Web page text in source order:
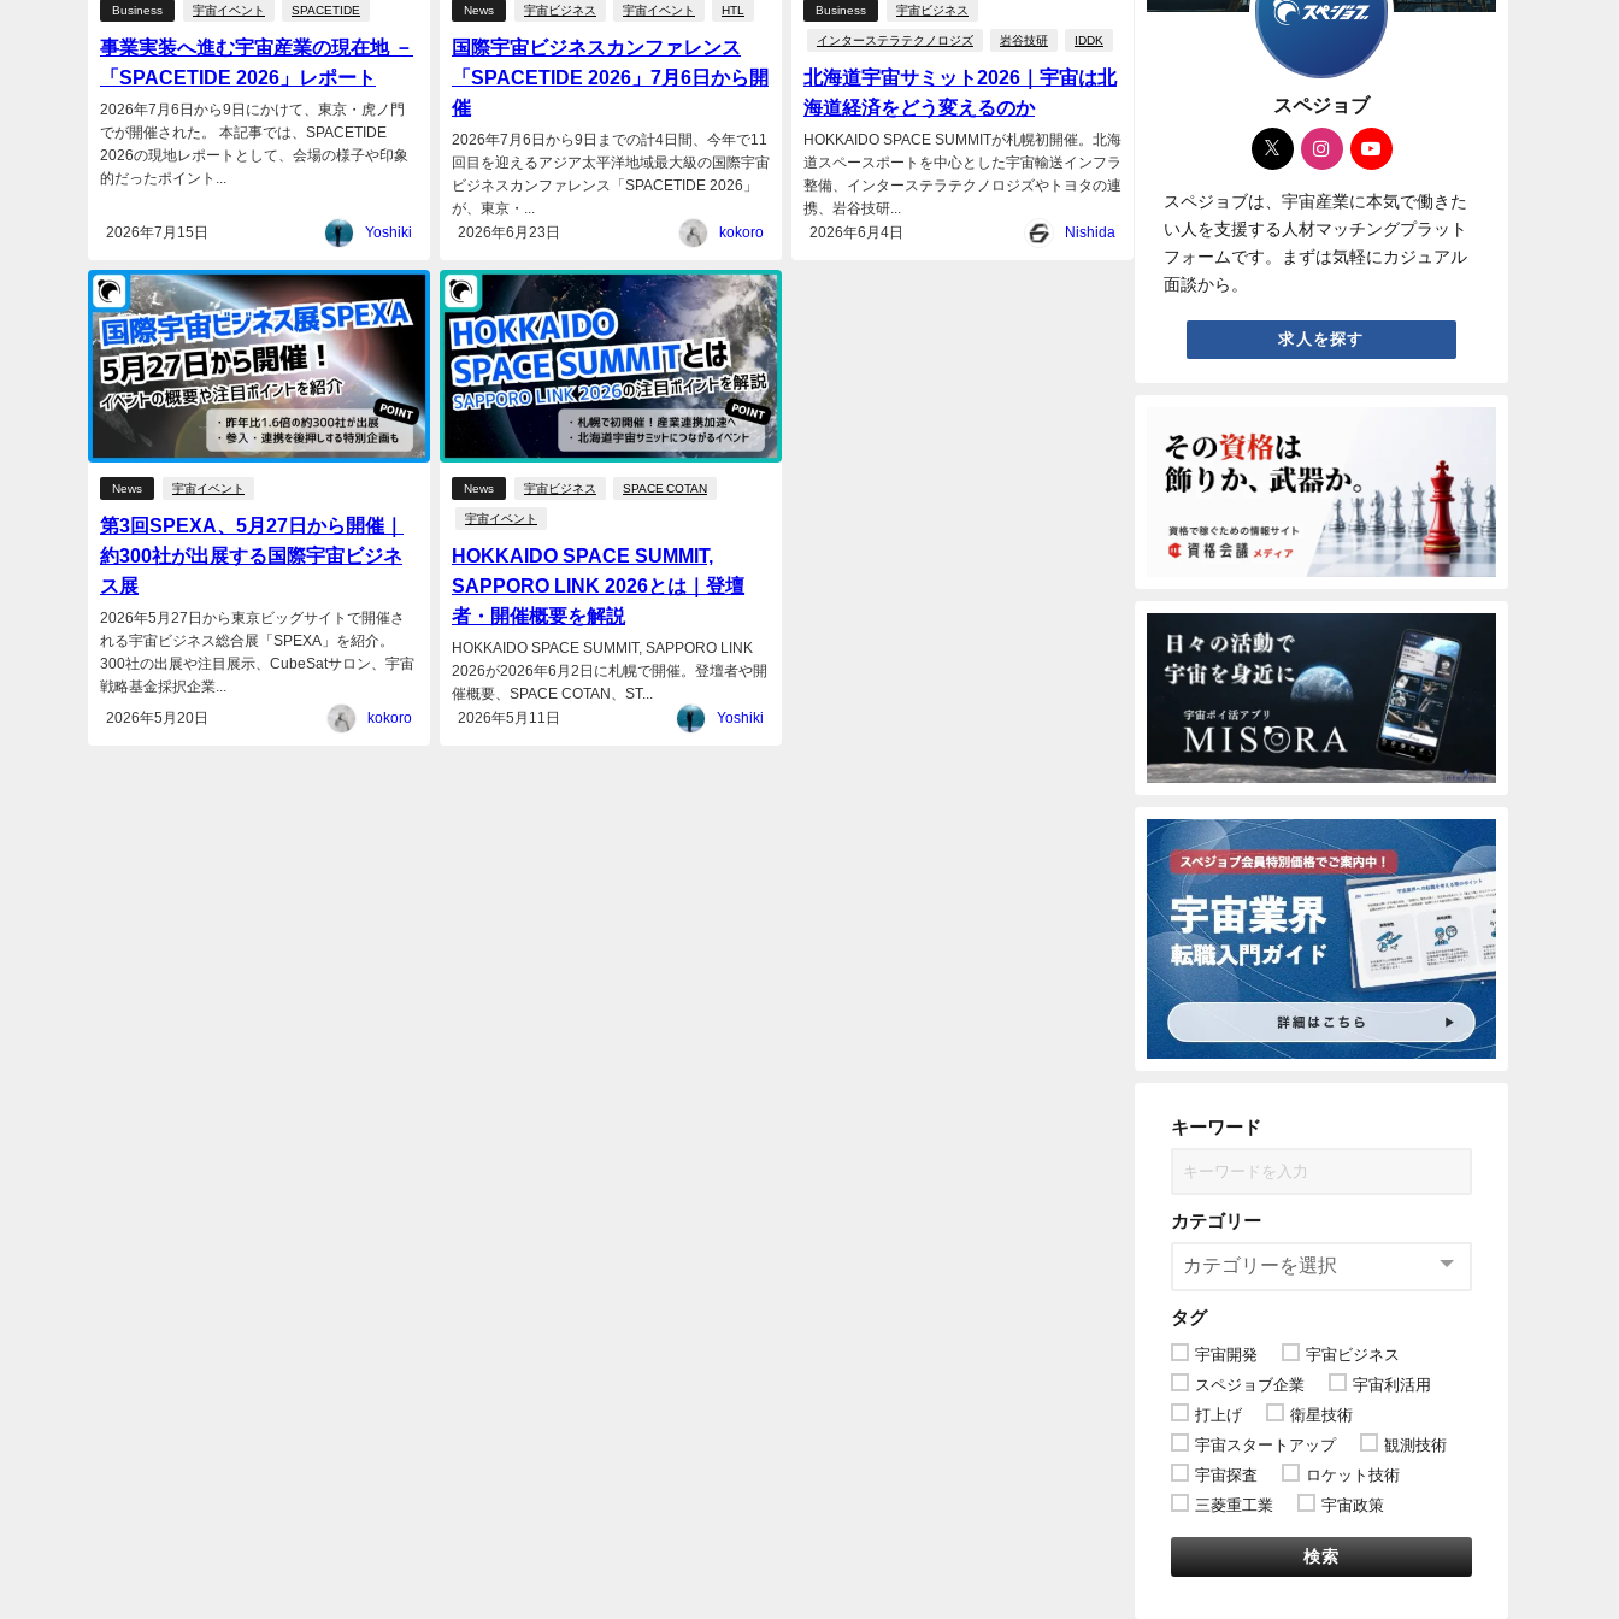
Business 宇宙イベント SPACETIDE
事業実装へ進む宇宙産業の現在地 －
「SPACETIDE 2026」レポート
2026年7月6日から9日にかけて、東京・虎ノ門
でが開催された。 本記事では、SPACETIDE
2026の現地レポートとして、会場の様子や印象
的だったポイント...
2026年7月15日 Yoshiki
News 宇宙ビジネス 宇宙イベント HTL
国際宇宙ビジネスカンファレンス
「SPACETIDE 2026」7月6日から開
催
2026年7月6日から9日までの計4日間、今年で11
回目を迎えるアジア太平洋地域最大級の国際宇宙
ビジネスカンファレンス「SPACETIDE 2026」
が、東京・...
2026年6月23日
kokoro
Business 宇宙ビジネス
インターステラテクノロジズ 岩谷技研 IDDK
北海道宇宙サミット2026｜宇宙は北
海道経済をどう変えるのか
HOKKAIDO SPACE SUMMITが札幌初開催。北海
道スペースポートを中心とした宇宙輸送インフラ
整備、インターステラテクノロジズやトヨタの連
携、岩谷技研...
2026年6月4日
Nishida
News 宇宙イベント
第3回SPEXA、5月27日から開催｜
約300社が出展する国際宇宙ビジネ
ス展
2026年5月27日から東京ビッグサイトで開催さ
れる宇宙ビジネス総合展「SPEXA」を紹介。
300社の出展や注目展示、CubeSatサロン、宇宙
戦略基金採択企業...
2026年5月20日 kokoro
News 宇宙ビジネス SPACE COTAN
宇宙イベント
HOKKAIDO SPACE SUMMIT,
SAPPORO LINK 2026とは｜登壇
者・開催概要を解説
HOKKAIDO SPACE SUMMIT, SAPPORO LINK
2026が2026年6月2日に札幌で開催。登壇者や開
催概要、SPACE COTAN、ST...
2026年5月11日
Yoshiki
スペジョブ
スペジョブは、宇宙産業に本気で働きた
い人を支援する人材マッチングプラット
フォームです。まずは気軽にカジュアル
面談から。
求人を探す
キーワード
カテゴリー
タグ
宇宙開発
宇宙ビジネス
スペジョブ企業
宇宙利活用
打上げ
衛星技術
宇宙スタートアップ
観測技術
宇宙探査
ロケット技術
三菱重工業
宇宙政策
検索